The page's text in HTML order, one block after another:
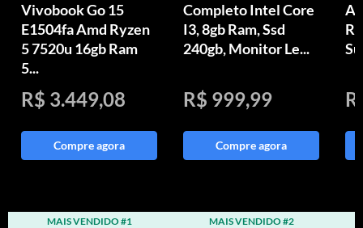
Vivobook Go 15
E1504fa Amd Ryzen
5 7520u 16gb Ram
5...
R$ 3.449,08
Compre agora
Completo Intel Core
I3, 8gb Ram, Ssd
240gb, Monitor Le...
R$ 999,99
Compre agora
MAIS VENDIDO #1 MAIS VENDIDO #2